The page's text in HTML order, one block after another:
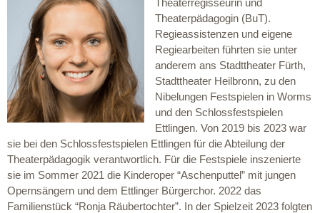
Theaterpädagogin (BuT).
Regieassistenzen und eigene
Regiearbeiten führten sie unter
anderem ans Stadttheater Fürth,
Stadttheater Heilbronn, zu den
Nibelungen Festspielen in Worms
und den Schlossfestspielen
Ettlingen. Von 2019 bis 2023 war
sie bei den Schlossfestspielen Ettlingen für die Abteilung der
Theaterpädagogik verantwortlich. Für die Festspiele inszenierte
sie im Sommer 2021 die Kinderoper “Aschenputtel” mit jungen
Opernsängern und dem Ettlinger Bürgerchor. 2022 das
Familienstück “Ronja Räubertochter”. In der Spielzeit 2023 folgten